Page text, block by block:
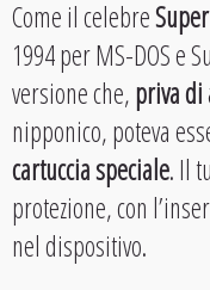
Come il celebre
1994 per MS-DOS e
versione che,priva di
nipponico, poteva
cartuccia speciale. Il
protezione, con
nel dispositivo.